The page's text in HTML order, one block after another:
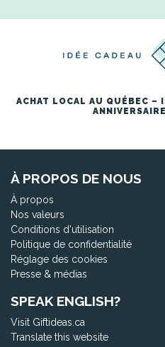
ACHAT LOCAL AU QUÉBEC –
À PROPOS DE NOUS
À propos
Nos valeurs
Conditions d'utilisation
Politique de confidentialité
Réglage des cookies
Presse & médias
SPEAK ENGLISH?
Visit Giftideas.ca
Translate this website